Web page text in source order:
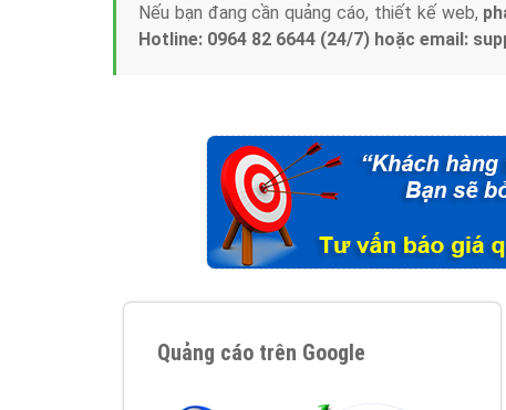
Nếu bạn đang cần quảng cáo, thiết kế web,
Hotline: 0964 82 6644 (24/7) hoặc email:
Quảng cáo trên Google